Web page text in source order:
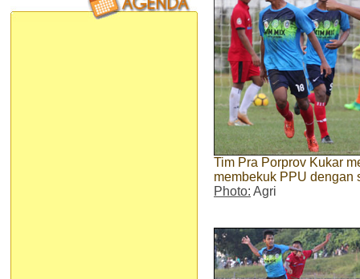
Tim Pra Porprov Kukar
membekuk PPU dengan
Photo: Agri